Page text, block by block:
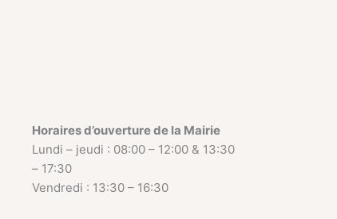
Horaires d’ouverture de la Mairie
Lundi – jeudi : 08:00 – 12:00 & 13:30
– 17:30
Vendredi : 13:30 – 16:30